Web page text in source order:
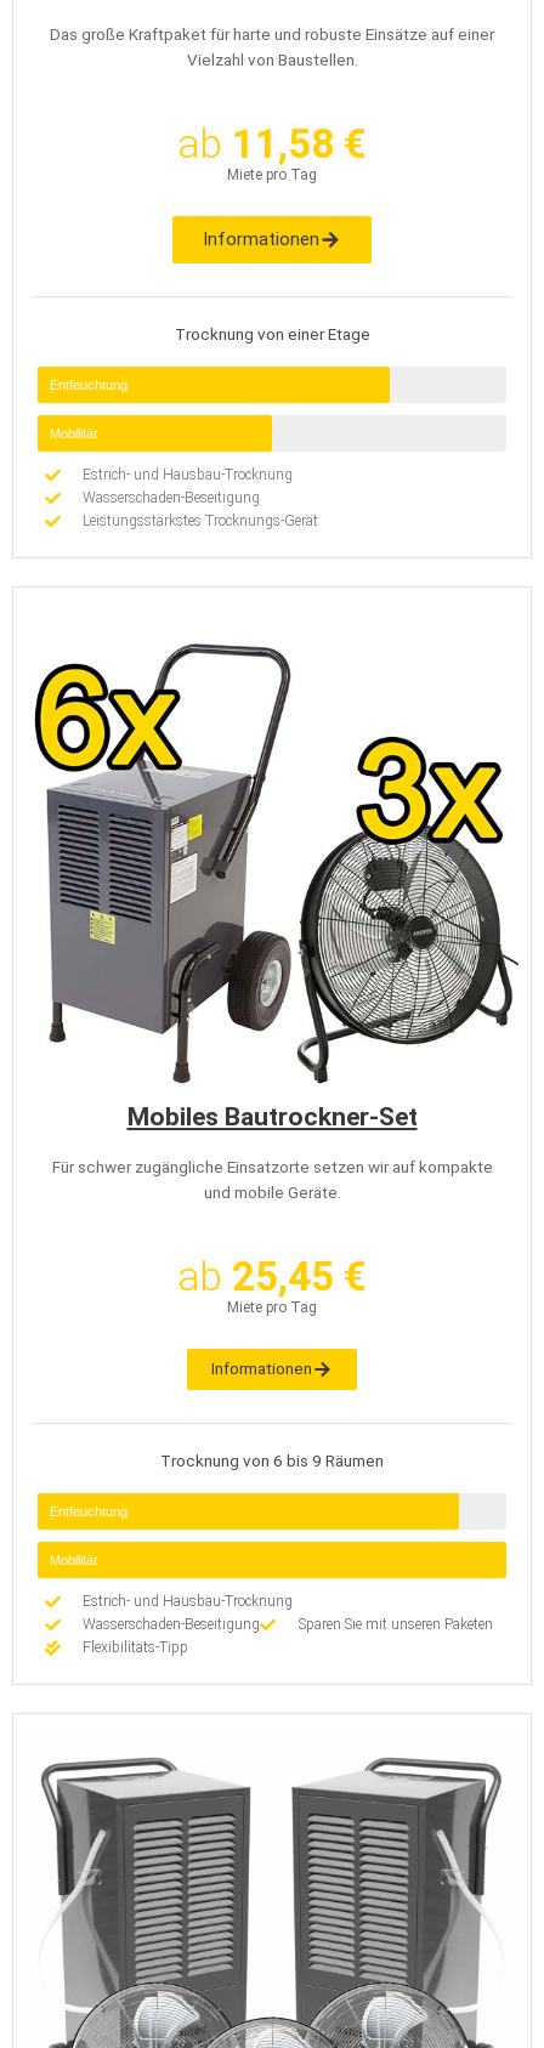
Das große Kraftpaket für harte und robuste Einsätze auf einer
Vielzahl von Baustellen.
ab 11,58 €
Miete pro Tag
Informationen
Trocknung von einer Etage
Entfeuchtung
Mobilität
Estrich- und Hausbau-Trocknung
Wasserschaden-Beseitigung
Leistungsstärkstes Trocknungs-Gerät
Mobiles Bautrockner-Set
Für schwer zugängliche Einsatzorte setzen wir auf kompakte
und mobile Geräte.
ab 25,45 €
Miete pro Tag
Informationen
Trocknung von 6 bis 9 Räumen
Entfeuchtung
Mobilität
Estrich- und Hausbau-Trocknung
Wasserschaden-Beseitigung
Sparen Sie mit unseren Paketen
Flexibilitäts-Tipp